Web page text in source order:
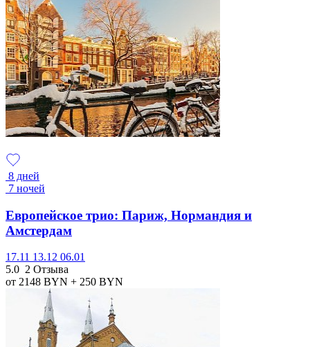
8 дней
7 ночей
Европейское трио: Париж, Нормандия и
Амстердам
17.11 13.12 06.01
5.0 2 Отзыва
от 2148 BYN + 250 BYN